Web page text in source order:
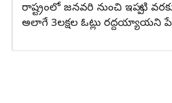
రాష్ట్రంలో జనవరి నుంచి ఇప్పటి
అలాగే 3లక్షల ఓట్లు రద్దయ్యాయని